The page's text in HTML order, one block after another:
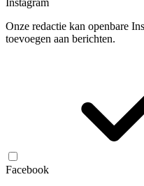
Onze redactie kan openbare
toevoegen aan berichten.
Facebook